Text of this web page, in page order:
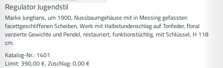
Regulator Jugendstil
Marke Junghans, um 1900, Nussbaumgehäuse mit in Messing gefassten
facettgeschliffenen Scheiben, Werk mit Halbstundenschlag auf Tonfeder, floral
verzierte Gewichte und Pendel, restauriert, funktionstüchtig, mit Schlüssel, H 118
cm.
Katalog-Nr.: 1401
Limit: 390,00 €, Zuschlag: 0,00 €